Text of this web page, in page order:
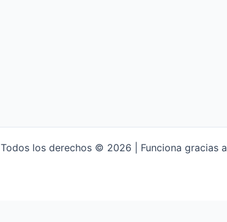
Todos los derechos © 2026 | Funciona gracias a